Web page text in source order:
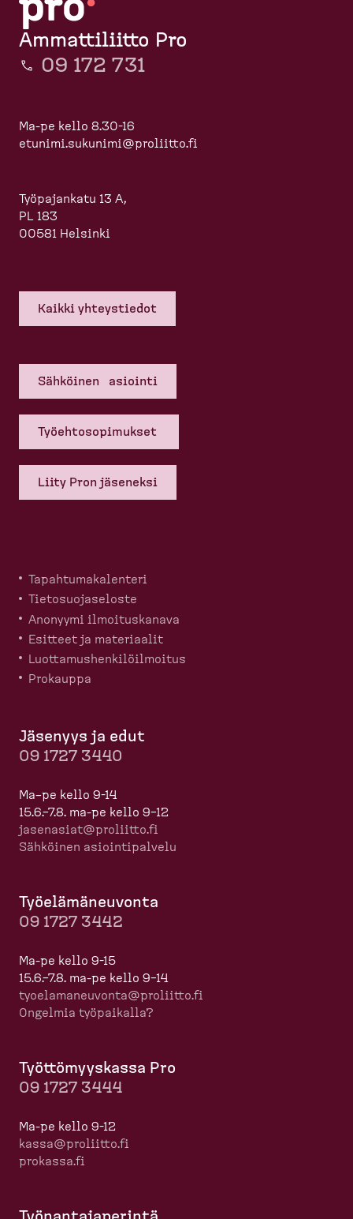
Ammattiliitto Pro
09 172 731
Ma-pe kello 8.30-16
etunimi.sukunimi@proliitto.fi
Työpajankatu 13 A,
PL 183
00581 Helsinki
Kaikki yhteys­tiedot
Sähköinen asiointi
Työehto­so­pi­mukset
Liity Pron jäseneksi
Tapahtu­ma­ka­lenteri
Tietosuo­ja­seloste
Anonyymi ilmoitus­kanava
Esitteet ja materiaalit
Luotta­mus­hen­ki­löil­moitus
Prokauppa
Jäsenyys ja edut
09 1727 3440
Ma–pe kello 9-14
15.6.–7.8. ma-pe kello 9–12
jasenasiat@proliitto.fi
Sähköinen asioin­ti­palvelu
Työelä­mä­neuvonta
09 1727 3442
Ma-pe kello 9-15
15.6.–7.8. ma-pe kello 9–14
tyoela­ma­neuvonta@proliitto.fi
Ongelmia työpaikalla?
Työttö­myyskassa Pro
09 1727 3444
Ma-pe kello 9-12
kassa@proliitto.fi
prokassa.fi